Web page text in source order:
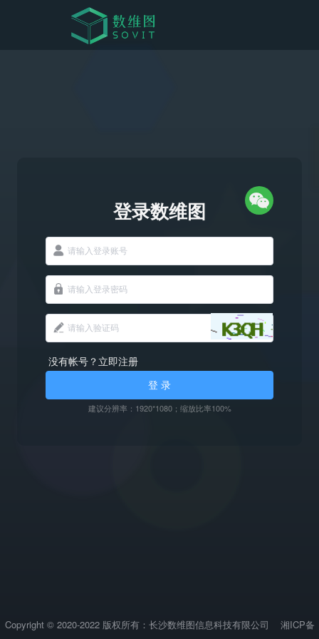
登录数维图
没有帐号？立即注册
登 录
建议分辨率：1920*1080；缩放比率100%
Copyright © 2020-2022 版权所有：长沙数维图信息科技有限公司 湘ICP备